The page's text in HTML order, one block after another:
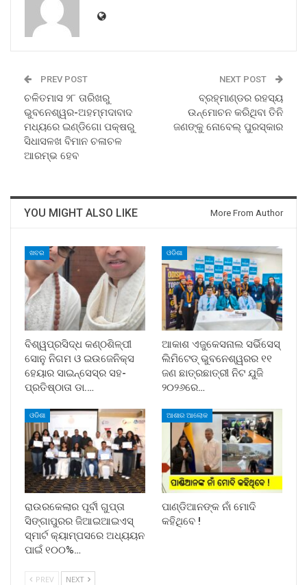
PREV POST
ଚଳିତମାସ ୨୮ ତାରିଖରୁ
ଭୁବନେଶ୍ୱର-ଅହମ୍ମଦାବାଦ
ମଧ୍ୟରେ ଇଣ୍ଡିଗୋ ପକ୍ଷରୁ
ସିଧାସଳଖ ବିମାନ ଚଳାଚଳ
ଆରମ୍ଭ ହେବ
NEXT POST
ବ୍ରହ୍ମାଣ୍ଡର ରହସ୍ୟ
ଉନ୍ମୋଚନ କରିଥିବା ତିନି
ଜଣଙ୍କୁ ନୋବେଲ୍‍ ପୁରସ୍କାର
YOU MIGHT ALSO LIKE More From Author
ଖବର
ବିଶ୍ୱପ୍ରସିଦ୍ଧ କଣ୍ଠଶିଳ୍ପୀ
ସୋନୁ ନିଗମ ଓ ଇଉଜେନିକ୍ସ
ହେୟାର ସାଇନ୍ସେସ୍ର ସହ-
ପ୍ରତିଷ୍ଠାତା ଡା.…
ଓଡିଶା
ଆକାଶ ଏଜୁକେସନାଲ ସର୍ଭିସେସ୍
ଲିମିଟେଡ୍ ଭୁବନେଶ୍ୱରର ୧୧
ଜଣ ଛାତ୍ରଛାତ୍ରୀ ନିଟ ଯୁଜି
୨୦୨୬ରେ…
ଓଡିଶା
ରାଉରକେଲାର ପୂର୍ବୀ ଗୁପ୍ତା
ସିଙ୍ଗାପୁରର ଜିଆଇଆଇଏସ୍
ସ୍ମାର୍ଟ କ୍ୟାମ୍ପସରେ ଅଧ୍ୟୟନ
ପାଇଁ ୧୦୦%…
ଆଶାର ଆଲୋକ
ପାଣ୍ଡିଆନଙ୍କ ନାଁ ମୋଦି
କହିଥିବେ !
PREV NEXT